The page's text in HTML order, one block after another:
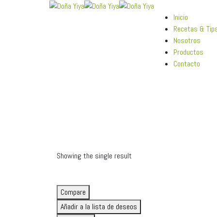
Inicio
Recetas &
Nosotros
Productos
Contacto
Showing the single result
Compare
Añadir a la lista de deseos